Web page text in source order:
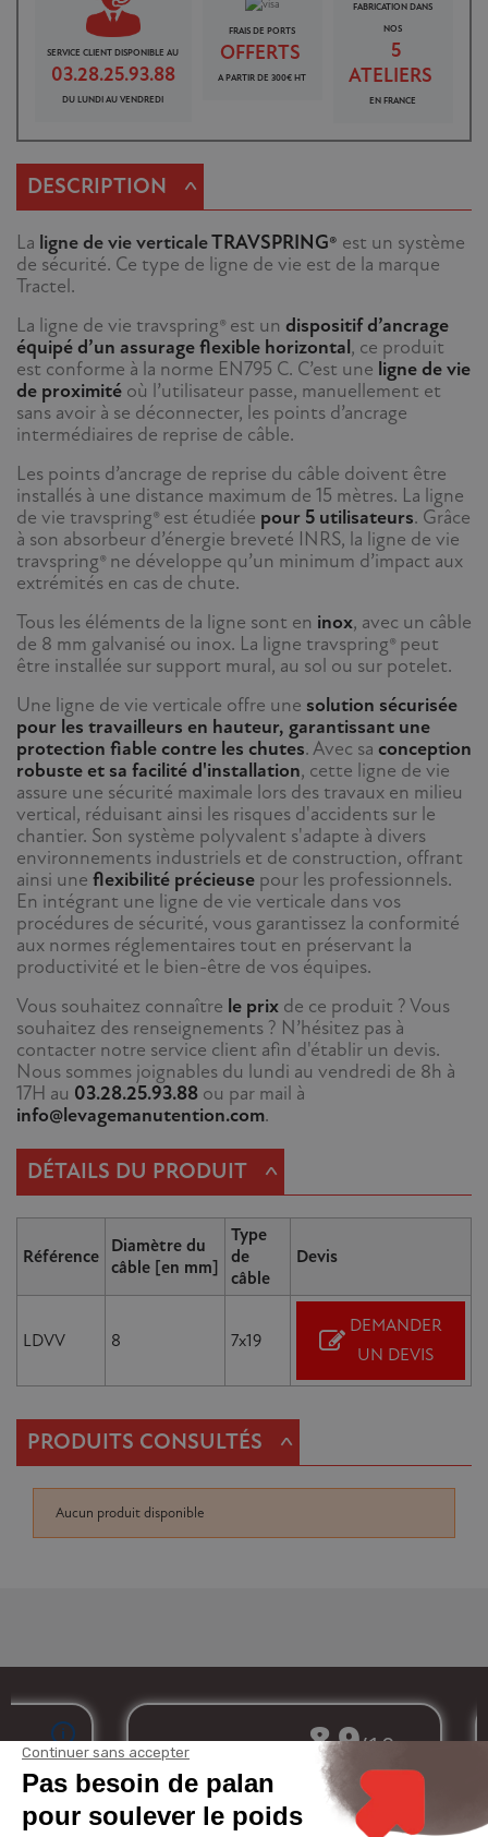
SERVICE CLIENT DISPONIBLE AU
03.28.25.93.88
DU LUNDI AU VENDREDI
FRAIS DE PORTS
OFFERTS
A PARTIR DE 300€ HT
FABRICATION DANS
NOS
5
ATELIERS
EN FRANCE
DESCRIPTION ^
La ligne de vie verticaleTRAVSPRING® est un système
de sécurité. Ce type de ligne de vie est de la marque
Tractel.
La ligne de vie travspring® est un dispositif d’ancrage
équipé d’un assurage flexible horizontal, ce produit
est conforme à la norme EN795 C. C’est une ligne de vie
de proximité où l’utilisateur passe, manuellement et
sans avoir à se déconnecter, les points d’ancrage
intermédiaires de reprise de câble.
Les points d’ancrage de reprise du câble doivent être
installés à une distance maximum de 15 mètres. La ligne
de vie travspring® est étudiée pour 5 utilisateurs. Grâce
à son absorbeur d’énergie breveté INRS, la ligne de vie
travspring® ne développe qu’un minimum d’impact aux
extrémités en cas de chute.
Tous les éléments de la ligne sont en inox, avec un câble
de 8 mm galvanisé ou inox. La ligne travspring® peut
être installée sur support mural, au sol ou sur potelet.
Une ligne de vie verticale offre une solution sécurisée
pour les travailleurs en hauteur, garantissant une
protection fiable contre les chutes. Avec sa conception
robuste et sa facilité d'installation, cette ligne de vie
assure une sécurité maximale lors des travaux en milieu
vertical, réduisant ainsi les risques d'accidents sur le
chantier. Son système polyvalent s'adapte à divers
environnements industriels et de construction, offrant
ainsi une flexibilité précieuse pour les professionnels.
En intégrant une ligne de vie verticale dans vos
procédures de sécurité, vous garantissez la conformité
aux normes réglementaires tout en préservant la
productivité et le bien-être de vos équipes.
Vous souhaitez connaître le prix de ce produit ? Vous
souhaitez des renseignements ? N’hésitez pas à
contacter notre service client afin d'établir un devis.
Nous sommes joignables du lundi au vendredi de 8h à
17H au 03.28.25.93.88 ou par mail à
info@levagemanutention.com.
DÉTAILS DU PRODUIT ^
Référence Diamètre du
câble [en mm]
Type
de
câble
Devis
LDVV 8 7x19
DEMANDER
UN DEVIS
PRODUITS CONSULTÉS ^
Aucun produit disponible